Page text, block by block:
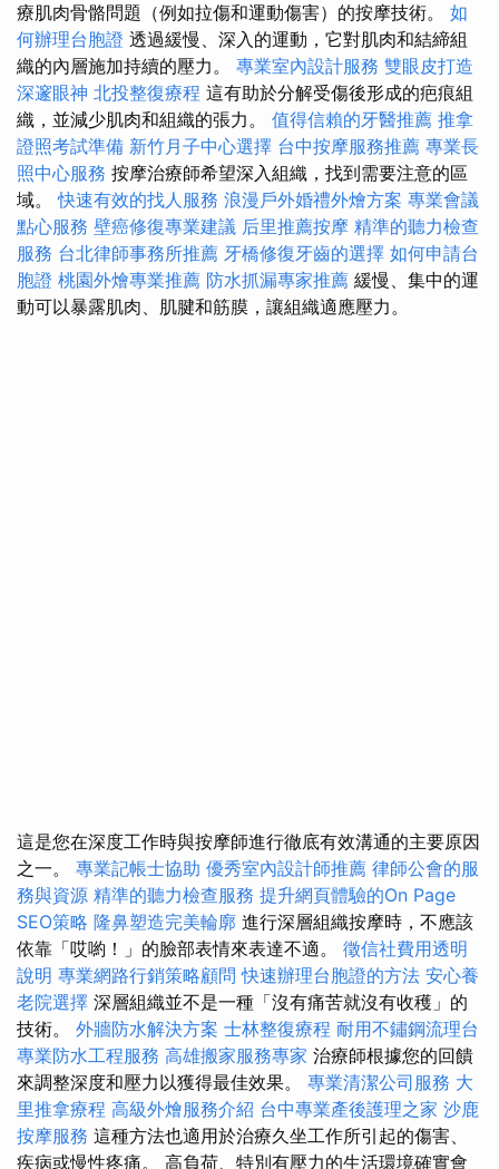
療肌肉骨骼問題（例如拉傷和運動傷害）的按摩技術。 如
何辦理台胞證 透過緩慢、深入的運動，它對肌肉和結締組
織的內層施加持續的壓力。 專業室內設計服務 雙眼皮打造
深邃眼神 北投整復療程 這有助於分解受傷後形成的疤痕組
織，並減少肌肉和組織的張力。 值得信賴的牙醫推薦 推拿
證照考試準備 新竹月子中心選擇 台中按摩服務推薦 專業長
照中心服務 按摩治療師希望深入組織，找到需要注意的區
域。快速有效的找人服務 浪漫戶外婚禮外燴方案 專業會議
點心服務 壁癌修復專業建議 后里推薦按摩 精準的聽力檢查
服務 台北律師事務所推薦 牙橋修復牙齒的選擇 如何申請台
胞證 桃園外燴專業推薦 防水抓漏專家推薦 緩慢、集中的運
動可以暴露肌肉、肌腱和筋膜，讓組織適應壓力。
這是您在深度工作時與按摩師進行徹底有效溝通的主要原因
之一。 專業記帳士協助 優秀室內設計師推薦 律師公會的服
務與資源 精準的聽力檢查服務 提升網頁體驗的On Page
SEO策略 隆鼻塑造完美輪廓 進行深層組織按摩時，不應該
依靠「哎喲！」的臉部表情來表達不適。 徵信社費用透明
說明 專業網路行銷策略顧問 快速辦理台胞證的方法 安心養
老院選擇 深層組織並不是一種「沒有痛苦就沒有收穫」的
技術。 外牆防水解決方案 士林整復療程 耐用不鏽鋼流理台
專業防水工程服務 高雄搬家服務專家 治療師根據您的回饋
來調整深度和壓力以獲得最佳效果。 專業清潔公司服務 大
里推拿療程 高級外燴服務介紹 台中專業產後護理之家 沙鹿
按摩服務 這種方法也適用於治療久坐工作所引起的傷害、
疾病或慢性疼痛。 高負荷、特別有壓力的生活環境確實會